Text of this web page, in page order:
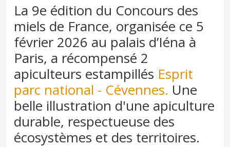
La 9e édition du Concours des
miels de France, organisée ce 5
février 2026 au palais d’Iéna à
Paris, a récompensé 2
apiculteurs estampillés Esprit
parc national - Cévennes. Une
belle illustration d'une apiculture
durable, respectueuse des
écosystèmes et des territoires.